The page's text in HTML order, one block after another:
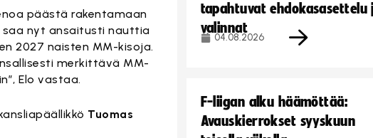
päästä rakentamaan
saa nyt ansaitusti nauttia
2027 naisten MM-kisoja.
merkittävä MM-
Elo vastaa.
Tuomas
tapahtuvat ehdokasasettelu
valinnat
04.08.2026
F-liigan alku häämöttää:
Avauskierrokset syyskuun